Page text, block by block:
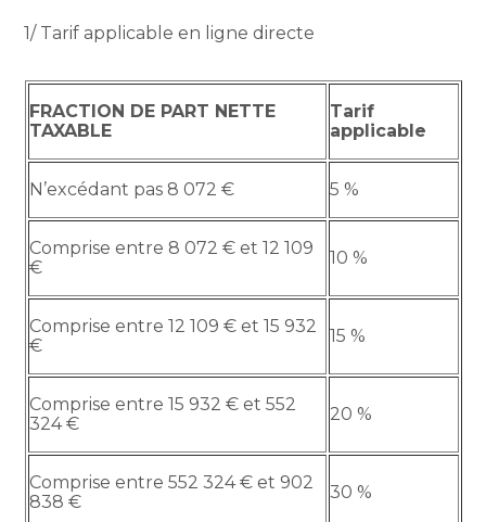
1/ Tarif applicable en ligne directe
FRACTION DE PART NETTE
TAXABLE
Tarif
applicable
N’excédant pas 8 072 € 5 %
Comprise entre 8 072 € et 12 109
€
10 %
Comprise entre 12 109 € et 15 932
€
15 %
Comprise entre 15 932 € et 552
324 €
20 %
Comprise entre 552 324 € et 902
838 €
30 %